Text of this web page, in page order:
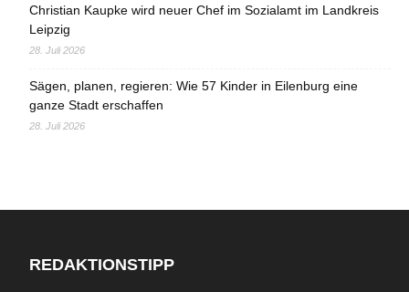
Christian Kaupke wird neuer Chef im Sozialamt im Landkreis
Leipzig
28. Juli 2026
Sägen, planen, regieren: Wie 57 Kinder in Eilenburg eine
ganze Stadt erschaffen
28. Juli 2026
REDAKTIONSTIPP